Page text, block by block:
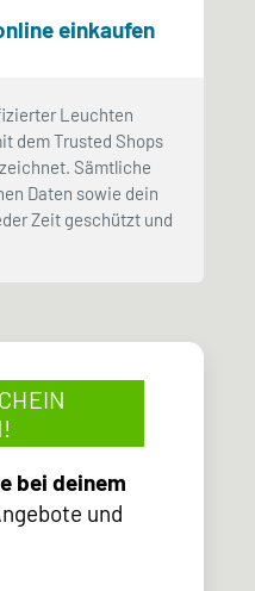
einkaufen
Leuchten
dem Trusted Shops
Sämtliche
Daten sowie dein
Zeit geschützt und
bei deinem
und